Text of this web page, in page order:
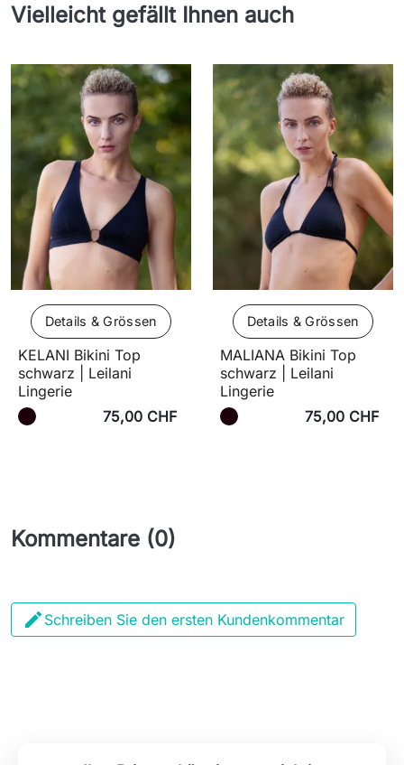
Vielleicht gefällt Ihnen auch
Details & Grössen
KELANI Bikini Top
schwarz | Leilani
Lingerie
75,00 CHF
Details & Grössen
MALIANA Bikini Top
schwarz | Leilani
Lingerie
75,00 CHF
Kommentare (0)
 Schreiben Sie den ersten Kundenkommentar